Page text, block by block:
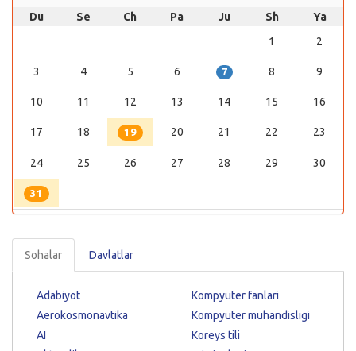
Du Se Ch Pa Ju Sh
Ya
1
2
3 4 5 6 7 8 9
10 11 12 13 14 15 16
17 18 19 20 21 22 23
24 25 26 27 28 29 30
31
Sohalar Davlatlar
Adabiyot
Aerokosmonavtika
AI
Kompyuter fanlari
Kompyuter muhandisligi
Koreys tili